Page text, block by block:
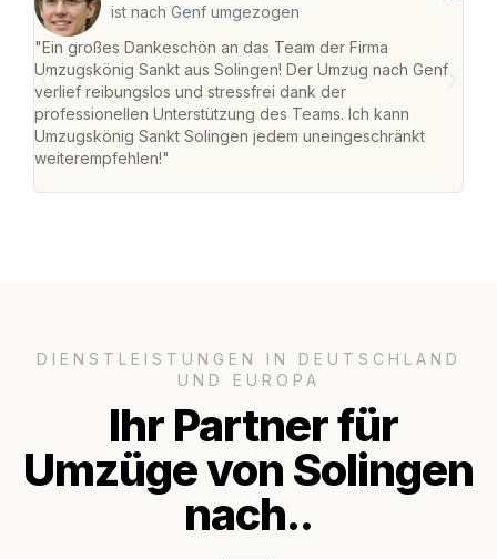
ist nach Genf umgezogen
"Ein großes Dankeschön an das Team der Firma
Umzugskönig Sankt aus Solingen! Der Umzug nach Genf
verlief reibungslos und stressfrei dank der
professionellen Unterstützung des Teams. Ich kann
Umzugskönig Sankt Solingen jedem uneingeschränkt
weiterempfehlen!"
DIENSTLEISTUNGEN IN DEUTSCHLAND
UND EUROPA
Ihr Partner für
Umzüge von Solingen
nach..